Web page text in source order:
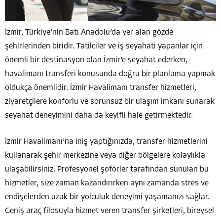
İzmir, Türkiye’nin Batı Anadolu’da yer alan gözde
şehirlerinden biridir. Tatilciler ve iş seyahati yapanlar için
önemli bir destinasyon olan İzmir’e seyahat ederken,
havalimanı transferi konusunda doğru bir planlama yapmak
oldukça önemlidir. İzmir Havalimanı transfer hizmetleri,
ziyaretçilere konforlu ve sorunsuz bir ulaşım imkanı sunarak
seyahat deneyimini daha da keyifli hale getirmektedir.
İzmir Havalimanı’na iniş yaptığınızda, transfer hizmetlerini
kullanarak şehir merkezine veya diğer bölgelere kolaylıkla
ulaşabilirsiniz. Profesyonel şoförler tarafından sunulan bu
hizmetler, size zaman kazandırırken aynı zamanda stres ve
endişelerden uzak bir yolculuk deneyimi yaşamanızı sağlar.
Geniş araç filosuyla hizmet veren transfer şirketleri, bireysel